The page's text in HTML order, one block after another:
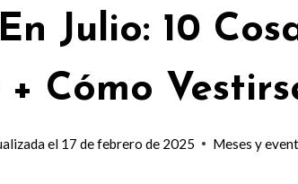
Julio: 10
Cómo
el 17 de febrero de 2025 Meses y